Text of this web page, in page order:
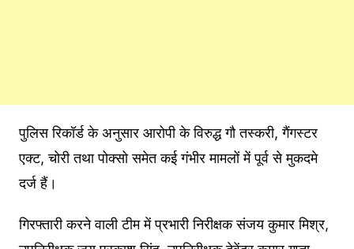
पुलिस रिकॉर्ड के अनुसार आरोपी के विरुद्ध गौ तस्करी, गैंगस्टर
एक्ट, चोरी तथा पोक्सो समेत कई गंभीर मामलों में पूर्व से मुकदमे
दर्ज हैं।
गिरफ्तारी करने वाली टीम में प्रभारी निरीक्षक संजय कुमार मिश्र,